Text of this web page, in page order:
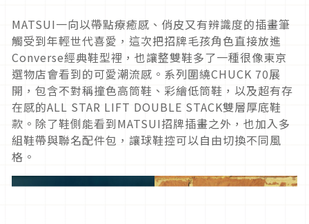
MATSUI一向以帶點療癒感、俏皮又有辨識度的插畫筆
觸受到年輕世代喜愛，這次把招牌毛孩角色直接放進
Converse經典鞋型裡，也讓整雙鞋多了一種很像東京
選物店會看到的可愛潮流感。系列圍繞CHUCK 70展
開，包含不對稱撞色高筒鞋、彩繪低筒鞋，以及超有存
在感的ALL STAR LIFT DOUBLE STACK雙層厚底鞋
款。除了鞋側能看到MATSUI招牌插畫之外，也加入多
組鞋帶與聯名配件包，讓球鞋控可以自由切換不同風
格。